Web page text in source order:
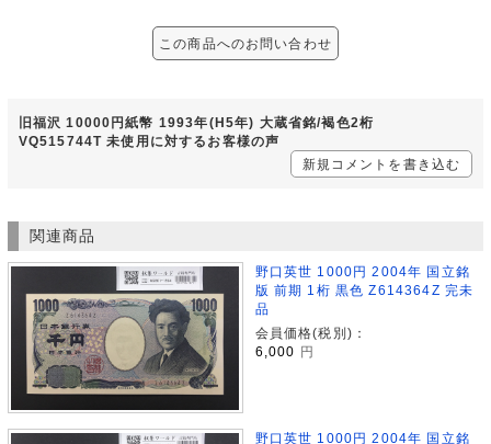
この商品へのお問い合わせ
旧福沢 10000円紙幣 1993年(H5年) 大蔵省銘/褐色2桁
VQ515744T 未使用に対するお客様の声
新規コメントを書き込む
関連商品
野口英世 1000円 2004年 国立銘
版 前期 1桁 黒色 Z614364Z 完未
品
会員価格(税別)：
6,000
円
野口英世 1000円 2004年 国立銘